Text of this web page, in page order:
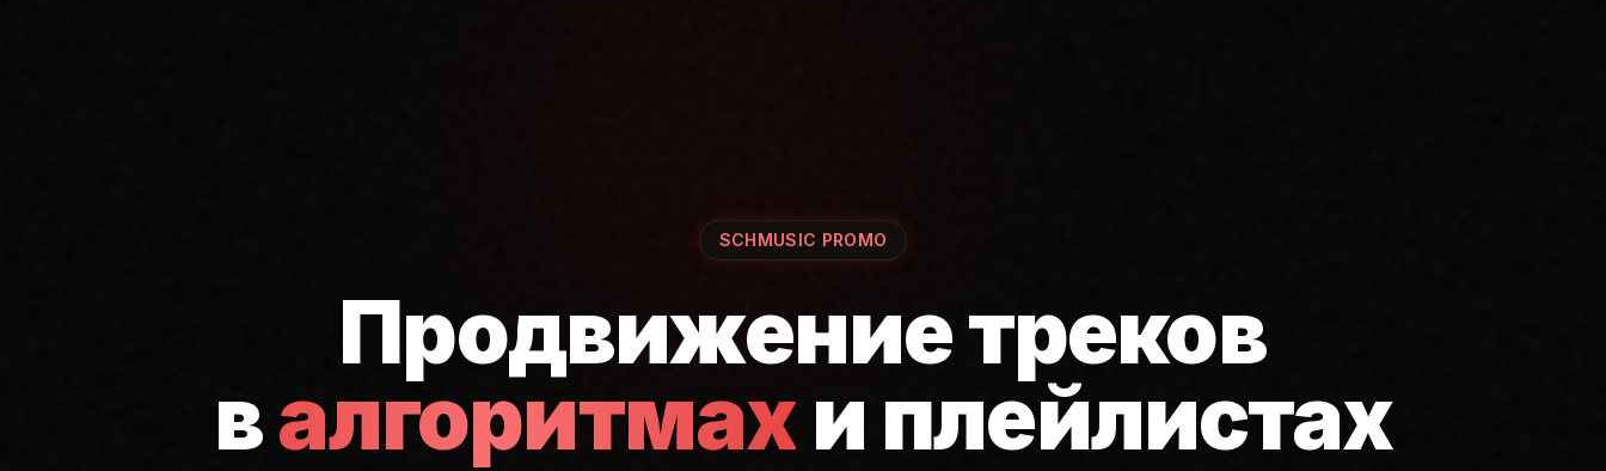
SCHMUSIC PROMO
Продвижение треков
валгоритмахи плейлистах